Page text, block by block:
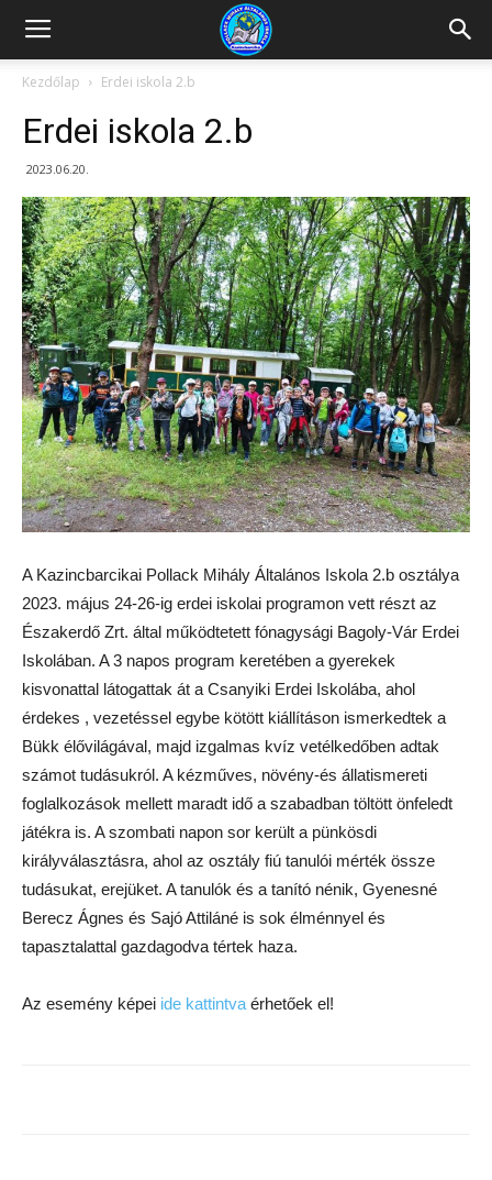
Kazincbarcikai
Pollack
Mihály
Általános
Iskola
Kezdőlap Erdei iskola 2.b
Erdei iskola 2.b
2023.06.20.
A Kazincbarcikai Pollack Mihály Általános Iskola 2.b osztálya
2023. május 24-26-ig erdei iskolai programon vett részt az
Északerdő Zrt. által működtetett fónagysági Bagoly-Vár Erdei
Iskolában. A 3 napos program keretében a gyerekek
kisvonattal látogattak át a Csanyiki Erdei Iskolába, ahol
érdekes , vezetéssel egybe kötött kiállításon ismerkedtek a
Bükk élővilágával, majd izgalmas kvíz vetélkedőben adtak
számot tudásukról. A kézműves, növény-és állatismereti
foglalkozások mellett maradt idő a szabadban töltött önfeledt
játékra is. A szombati napon sor került a pünkösdi
királyválasztásra, ahol az osztály fiú tanulói mérték össze
tudásukat, erejüket. A tanulók és a tanító nénik, Gyenesné
Berecz Ágnes és Sajó Attiláné is sok élménnyel és
tapasztalattal gazdagodva tértek haza.
Az esemény képei ide kattintvaérhetőek el!